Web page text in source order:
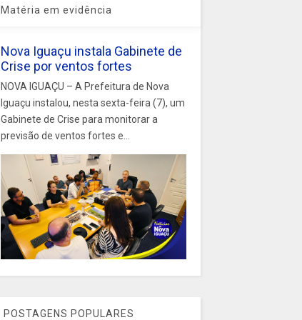
Matéria em evidência
Nova Iguaçu instala Gabinete de
Crise por ventos fortes
NOVA IGUAÇU – A Prefeitura de Nova
Iguaçu instalou, nesta sexta-feira (7), um
Gabinete de Crise para monitorar a
previsão de ventos fortes e...
POSTAGENS POPULARES